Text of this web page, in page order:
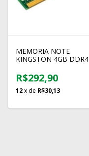
MEMORIA NOTE
KINGSTON 4GB DDR4
R$292,90
12x de R$30,13